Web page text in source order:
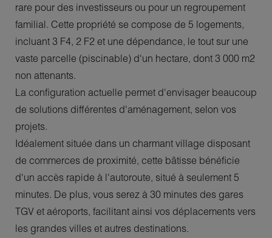
rare pour des investisseurs ou pour un regroupement
familial. Cette propriété se compose de 5 logements,
incluant 3 F4, 2 F2 et une dépendance, le tout sur une
vaste parcelle (piscinable) d'un hectare, dont 3 000 m2
non attenants.
La configuration actuelle permet d'envisager beaucoup
de solutions différentes d'aménagement, selon vos
projets.
Idéalement située dans un charmant village disposant
de commerces de proximité, cette bâtisse bénéficie
d'un accès rapide à l'autoroute, situé à seulement 5
minutes. De plus, vous serez à 30 minutes des gares
TGV et aéroports, facilitant ainsi vos déplacements vers
les grandes villes et autres destinations.